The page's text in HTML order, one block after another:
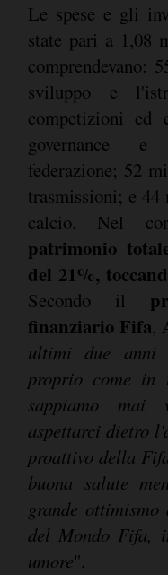
Le spese e gli
state pari a 1,08
sviluppo e
competizioni
governance e
federazione; 52
trasmissioni; e 44
calcio. Nel
patrimonio
del 21%,
Secondo il
finanziario Fifa,
ultimi due anni
proprio come
sappiamo mai
aspettarci dietro
proattivo della
buona salute
grande
del Mondo Fifa,
umore".